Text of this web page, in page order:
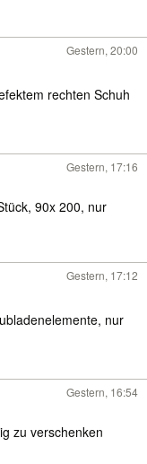
Gestern, 20:00
rechten Schuh
Gestern, 17:16
90x 200, nur
Gestern, 17:12
nur
Gestern, 16:54
zu verschenken